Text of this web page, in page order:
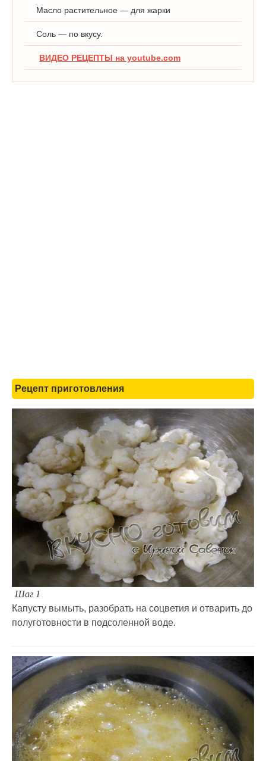
Масло растительное — для жарки
Соль — по вкусу.
ВИДЕО РЕЦЕПТЫ на youtube.com
Рецепт приготовления
Шаг 1
Капусту вымыть, разобрать на соцветия и отварить до
полуготовности в подсоленной воде.